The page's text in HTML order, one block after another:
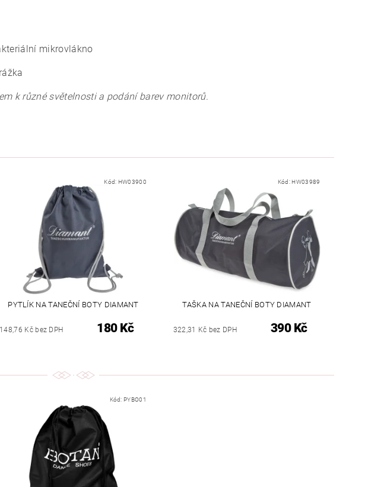
mikrovlákno
k různé světelnosti a podání barev monitorů.
Kód: HW03900
PYTLÍK NA TANEČNÍ BOTY DIAMANT
148,76 Kč bez DPH 180 Kč
Kód: HW03989
TAŠKA NA TANEČNÍ BOTY DIAMANT
322,31 Kč bez DPH 390 Kč
Kód: PYBO01